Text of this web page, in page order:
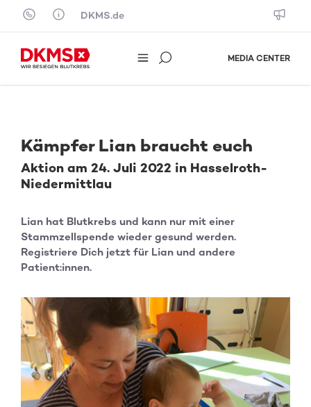
Skip to content
DKMS.de
MEDIA CENTER
Kämpfer Lian braucht euch
Aktion am 24. Juli 2022 in Hasselroth-
Niedermittlau
Lian hat Blutkrebs und kann nur mit einer
Stammzellspende wieder gesund werden.
Registriere Dich jetzt für Lian und andere
Patient:innen.